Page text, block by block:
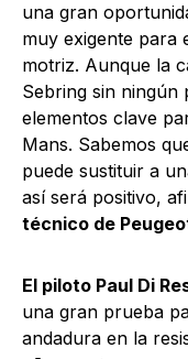
una gran
muy exigente para
motriz. Aunque la
Sebring sin ningún
elementos clave
Mans. Sabemos
puede sustituir a
así será positivo,
técnico de
El piloto Paul Di
una gran prueba
andadura en la